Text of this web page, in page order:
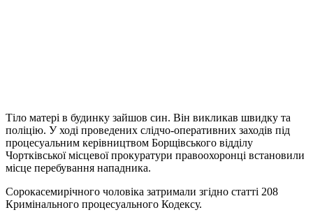
Тіло матері в будинку зайшов син. Він викликав швидку та
поліцію. У ході проведених слідчо-оперативних заходів під
процесуальним керівництвом Борщівського відділу
Чортківської місцевої прокуратури правоохоронці встановили
місце перебування нападника.
Сорокасемирічного чоловіка затримали згідно статті 208
Кримінального процесуального Кодексу.